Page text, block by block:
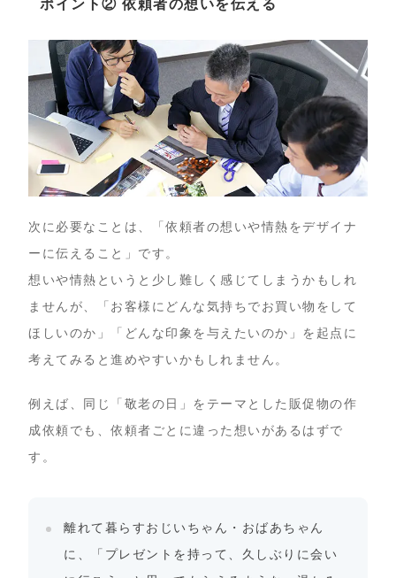
ポイント② 依頼者の想いを伝える
次に必要なことは、「依頼者の想いや情熱をデザイナ
ーに伝えること」です。
想いや情熱というと少し難しく感じてしまうかもしれ
ませんが、「お客様にどんな気持ちでお買い物をして
ほしいのか」「どんな印象を与えたいのか」を起点に
考えてみると進めやすいかもしれません。
例えば、同じ「敬老の日」をテーマとした販促物の作
成依頼でも、依頼者ごとに違った想いがあるはずで
す。
離れて暮らすおじいちゃん・おばあちゃん
に、「プレゼントを持って、久しぶりに会い